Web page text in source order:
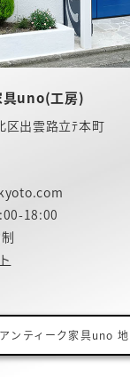
具uno(工房)
区出雲路立ﾃ本町
18:00
ンティーク家具uno 地